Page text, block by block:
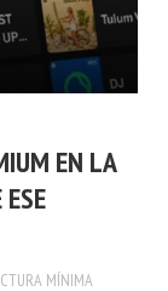
EN LA
MÍNIMA